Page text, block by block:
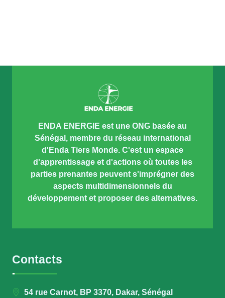
ENDA ENERGIE est une ONG basée au
Sénégal, membre du réseau international
d'Enda Tiers Monde. C'est un espace
d'apprentissage et d'actions où toutes les
parties prenantes peuvent s'imprégner des
aspects multidimensionnels du
développement et proposer des alternatives.
Contacts
54 rue Carnot, BP 3370, Dakar, Sénégal